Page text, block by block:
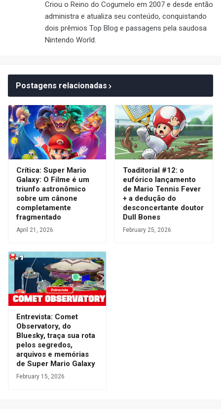
Criou o Reino do Cogumelo em 2007 e desde então
administra e atualiza seu conteúdo, conquistando
dois prêmios Top Blog e passagens pela saudosa
Nintendo World.
Postagens relacionadas
Crítica: Super Mario
Galaxy: O Filme é um
triunfo astronômico
sobre um cânone
completamente
fragmentado
April 21, 2026
Toaditorial #12: o
eufórico lançamento
de Mario Tennis Fever
+ a dedução do
desconcertante doutor
Dull Bones
February 25, 2026
Entrevista: Comet
Observatory, do
Bluesky, traça sua rota
pelos segredos,
arquivos e memórias
de Super Mario Galaxy
February 15, 2026